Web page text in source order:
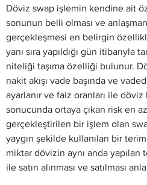
Döviz swap işlemin kendine ait
sonunun belli olması ve
gerçekleşmesi en belirgin
yanı sıra yapıldığı gün itibarıyla
niteliği taşıma özelliği bulunur.
nakit akışı vade başında ve
ayarlanır ve faiz oranları ile
sonucunda ortaya çıkan risk en
gerçekleştirilen bir işlem olan
yaygın şekilde kullanılan bir
miktar dövizin aynı anda
ile satın alınması ve satılması